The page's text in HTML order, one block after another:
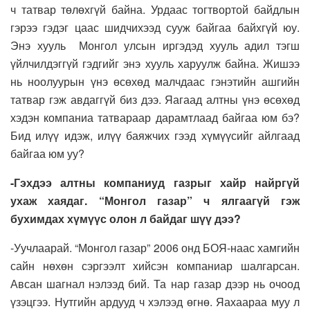
ч татвар төлөхгүй байна. Урдаас тогтвортой байдлын
гэрээ гэдэг цаас шидчихээд сууж байгаа байхгүй юу.
Энэ хууль Монгол улсын иргэдэд хууль адил тэгш
үйлчилдэггүй гэдгийг энэ хууль харуулж байна. Жишээ
нь ноолуурын үнэ өсөхөд малчдаас гэнэтийн ашгийн
татвар гэж авдаггүй биз дээ. Яагаад алтны үнэ өсөхөд
хэдэн компаниа татвараар дарамтлаад байгаа юм бэ?
Бид илүү идэж, илүү баяжчих гээд хүмүүсийг айлгаад
байгаа юм уу?
-Гэхдээ алтны компаниуд газрыг хайр найргүй
ухаж хаядаг. “Монгол газар” ч ялгаагүй гэж
бухимдах хүмүүс олон л байдаг шүү дээ?
-Уучлаарай. “Монгол газар” 2006 онд БОЯ-наас хамгийн
сайн нөхөн сэргээлт хийсэн компаниар шалгарсан.
Авсан шагнал нэлээд бий. Та нар газар дээр нь очоод
үзэцгээ. Нутгийн ардууд ч хэлээд өгнө. Яахаараа муу л